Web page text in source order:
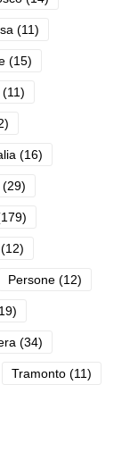
(11)
(15)
(11)
(16)
(29)
(12)
Persone (12)
(34)
Tramonto (11)